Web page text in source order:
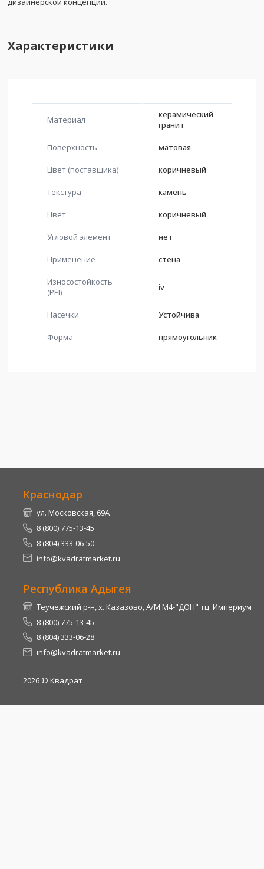
Характеристики
Материал
керамический
гранит
Поверхность матовая
Цвет (поставщика) коричневый
Текстура камень
Цвет коричневый
Угловой элемент нет
Применение стена
Износостойкость
(PEI)
iv
Насечки Устойчива
Форма прямоугольник
Краснодар
ул. Московская, 69А
8 (800) 775-13-45
8 (804) 333-06-50
info@kvadratmarket.ru
Республика Адыгея
Теучежский р-н, х. Казазово, А/М М4-"ДОН" тц. Империум
8 (800) 775-13-45
8 (804) 333-06-28
info@kvadratmarket.ru
2026 © Квадрат